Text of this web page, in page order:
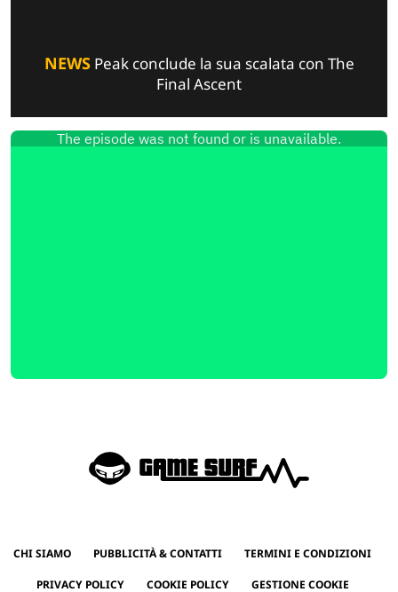
NEWSPeak conclude la sua scalata con The
Final Ascent
CHI SIAMO PUBBLICITÀ & CONTATTI TERMINI E CONDIZIONI
PRIVACY POLICY COOKIE POLICY GESTIONE COOKIE